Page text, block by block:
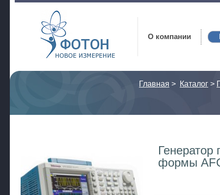
Фотон
О компании
Главная > Каталог >
Генератор
формы